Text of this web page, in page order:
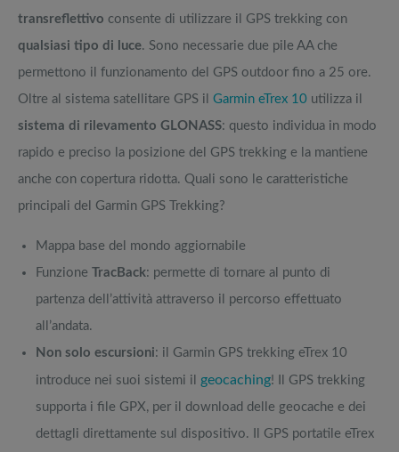
transreflettivo consente di utilizzare il GPS trekking con
qualsiasi tipo di luce. Sono necessarie due pile AA che
permettono il funzionamento del GPS outdoor fino a 25 ore.
Oltre al sistema satellitare GPS il Garmin eTrex 10 utilizza il
sistema di rilevamento GLONASS: questo individua in modo
rapido e preciso la posizione del GPS trekking e la mantiene
anche con copertura ridotta. Quali sono le caratteristiche
principali del Garmin GPS Trekking?
Mappa base del mondo aggiornabile
Funzione TracBack: permette di tornare al punto di
partenza dell’attività attraverso il percorso effettuato
all’andata.
Non solo escursioni: il Garmin GPS trekking eTrex 10
introduce nei suoi sistemi il geocaching! Il GPS trekking
supporta i file GPX, per il download delle geocache e dei
dettagli direttamente sul dispositivo. Il GPS portatile eTrex